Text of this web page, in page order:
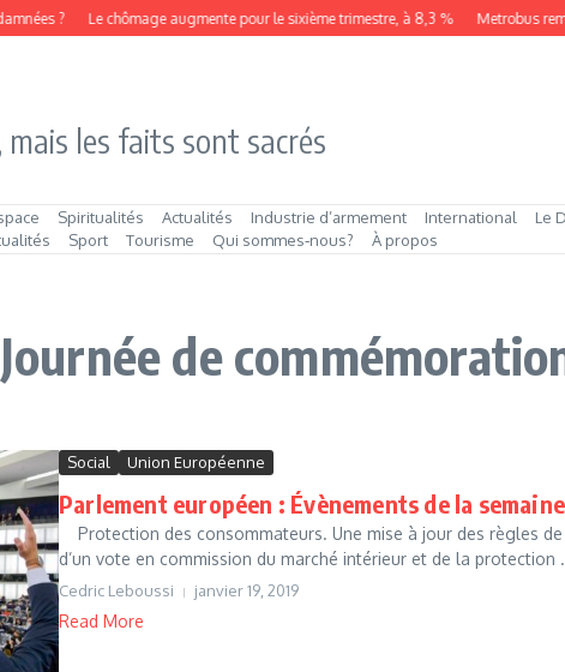
? Le chômage augmente pour le sixième trimestre, à 8,3 % Metrobus
les faits sont sacrés
Spiritualités Actualités Industrie d’armement International
Le
Sport Tourisme Qui sommes‑nous? À propos
de
Social Union Européenne
Parlement européen : Évènements de la
Protection des consommateurs. Une mise à jour des règles
d’un vote en commission du marché intérieur et de la protection
Cedric Leboussi janvier 19, 2019
Read More